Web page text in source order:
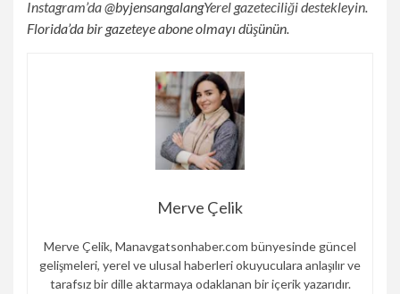
Instagram’da@byjensangalangYerel gazeteciliği destekleyin.
Florida’da bir gazeteye abone olmayı düşünün.
Merve Çelik
Merve Çelik, Manavgatsonhaber.com bünyesinde güncel
gelişmeleri, yerel ve ulusal haberleri okuyuculara anlaşılır ve
tarafsız bir dille aktarmaya odaklanan bir içerik yazarıdır.